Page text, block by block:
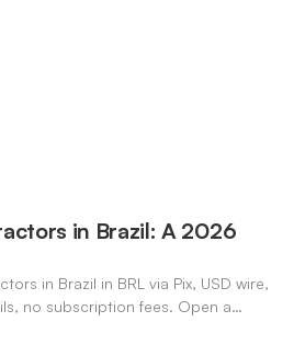
in Brazil: A 2026
in Brazil in BRL via Pix, USD wire,
no subscription fees. Open a